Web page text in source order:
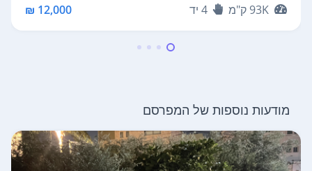
93K ק"מ 4 יד 12,000 ₪
מודעות נוספות של המפרסם